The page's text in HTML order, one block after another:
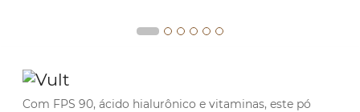
Com FPS 90, ácido hialurônico e vitaminas, este pó